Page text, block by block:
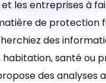
les entreprises à
de protection
des
santé ou
des analyses